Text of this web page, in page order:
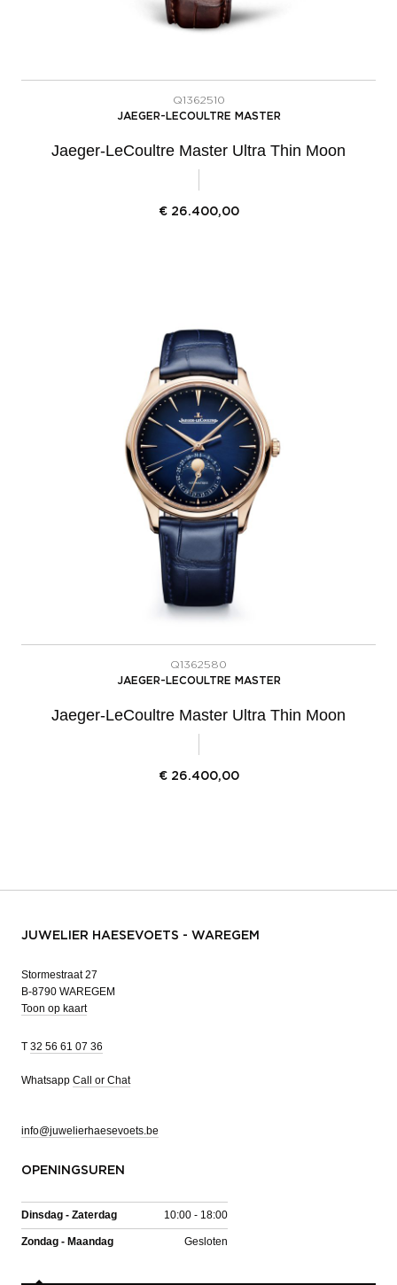
Q1362510
JAEGER-LECOULTRE MASTER
Jaeger-LeCoultre Master Ultra Thin Moon
€ 26.400,00
Q1362580
JAEGER-LECOULTRE MASTER
Jaeger-LeCoultre Master Ultra Thin Moon
€ 26.400,00
JUWELIER HAESEVOETS - WAREGEM
Stormestraat 27
B-8790 WAREGEM
Toon op kaart
T 32 56 61 07 36
Whatsapp Call or Chat
info@juwelierhaesevoets.be
OPENINGSUREN
Dinsdag - Zaterdag 10:00 - 18:00
Zondag - Maandag Gesloten